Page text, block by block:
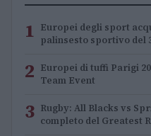
1 Europei degli sport
palinsesto sportivo del
2 Europei di tuffi Parigi
Team Event
3 Rugby: All Blacks vs
completo del Greatest